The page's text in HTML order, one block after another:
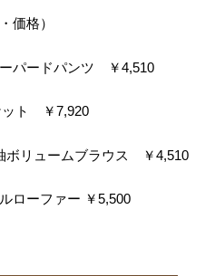
価格）
パードパンツ ￥4,510
ット ￥7,920
ボリュームブラウス ￥4,510
ローファー ￥5,500